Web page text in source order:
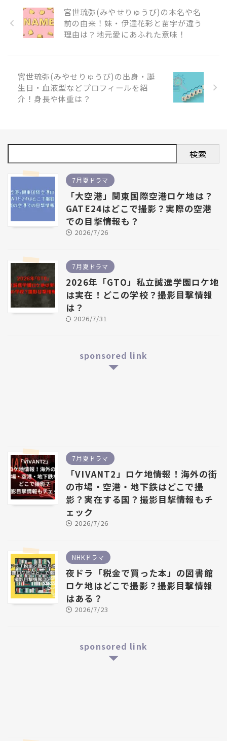
宮世琉弥(みやせりゅうび)の本名や名
前の由来！妹・伊達花彩と苗字が違う
理由は？地元愛にあふれた意味！
宮世琉弥(みやせりゅうび)の出身・誕
生日・血液型などプロフィールを紹
介！身長や体重は？
検索
7月夏ドラマ
「大空港」関東国際空港ロケ地は？
GATE24はどこで撮影？実際の空港
での目撃情報も？
2026/7/26
7月夏ドラマ
2026年「GTO」私立誠進学園ロケ地
は実在！どこの学校？撮影目撃情報
は？
2026/7/31
sponsored link
7月夏ドラマ
「VIVANT2」ロケ地情報！海外の街
の市場・空港・地下鉄はどこで撮
影？実在する国？撮影目撃情報もチ
ェック
2026/7/26
NHKドラマ
夜ドラ「税金で買った本」の図書館
ロケ地はどこで撮影？撮影目撃情報
はある？
2026/7/23
sponsored link